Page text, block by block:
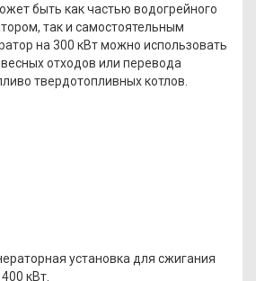
быть как частью водогрейного
так и самостоятельным
на 300 кВт можно использовать
отходов или перевода
твердотопливных котлов.
установка для сжигания
кВт.